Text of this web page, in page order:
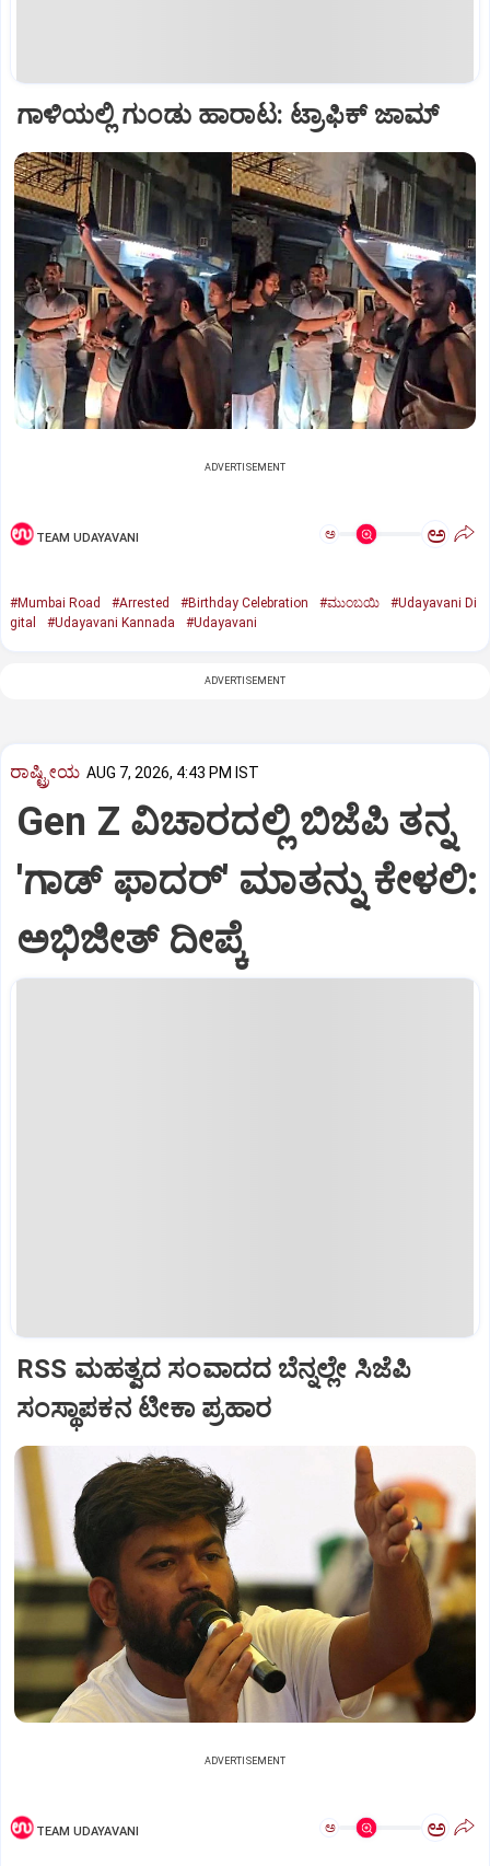
ಗಾಳಿಯಲ್ಲಿ ಗುಂಡು ಹಾರಾಟ: ಟ್ರಾಫಿಕ್‌ ಜಾಮ್
ADVERTISEMENT
TEAM UDAYAVANI ಅ ಅ
#Mumbai Road #Arrested #Birthday Celebration #ಮುಂಬಯಿ
#Udayavani Di
gital
#Udayavani Kannada #Udayavani
ADVERTISEMENT
ರಾಷ್ಟ್ರೀಯ AUG 7, 2026, 4:43 PM IST
Gen Z ವಿಚಾರದಲ್ಲಿ ಬಿಜೆಪಿ ತನ್ನ
'ಗಾಡ್ ಫಾದರ್' ಮಾತನ್ನು ಕೇಳಲಿ:
ಅಭಿಜೀತ್ ದೀಪ್ಕೆ
RSS ಮಹತ್ವದ ಸಂವಾದದ ಬೆನ್ನಲ್ಲೇ ಸಿಜೆಪಿ
ಸಂಸ್ಥಾಪಕನ ಟೀಕಾ ಪ್ರಹಾರ
ADVERTISEMENT
TEAM UDAYAVANI ಅ ಅ